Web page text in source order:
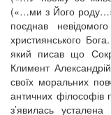
(«…ми з Його
поєднав
християнського
який писав що
Климент
своїх моральних
античних філософів
з’явилась